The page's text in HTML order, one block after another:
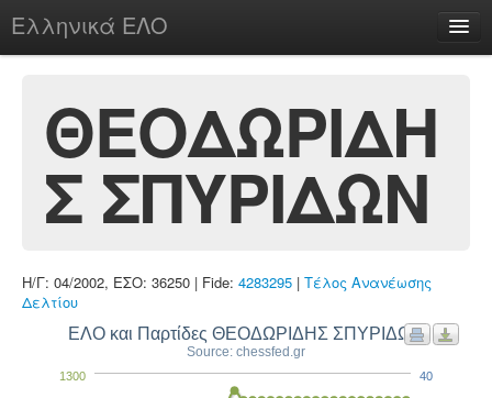
Ελληνικά ΕΛΟ
chesstu.be @ discord
Login
ΘΕΟΔΩΡΙΔΗ
Σ ΣΠΥΡΙΔΩΝ
Η/Γ: 04/2002, ΕΣΟ: 36250 | Fide: 4283295 | Τέλος Ανανέωσης
Δελτίου
ΕΛΟ και Παρτίδες ΘΕΟΔΩΡΙΔΗΣ ΣΠΥΡΙΔΩΝ
Source: chessfed.gr
1300 40